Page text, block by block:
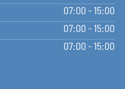
07:00 - 15:00
07:00 - 15:00
07:00 - 15:00